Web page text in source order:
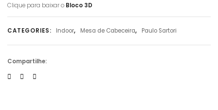
Clique para baixar o Bloco 3D
CATEGORIES: Indoor, Mesa de Cabeceira, Paulo Sartori
Compartilhe: